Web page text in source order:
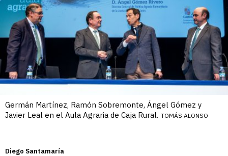
Germán Martínez, Ramón Sobremonte, Ángel Gómez y
Javier Leal en el Aula Agraria de Caja Rural. TOMÁS ALONSO
Diego Santamaría